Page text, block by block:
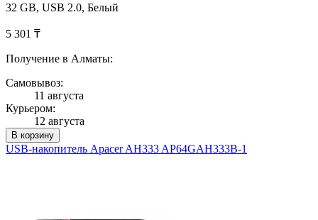
32 GB, USB 2.0, Белый
5 301 ₸
Получение в Алматы:
Самовывоз:
11 августа
Курьером:
12 августа
В корзину
USB-накопитель Apacer AH333 AP64GAH333B-1